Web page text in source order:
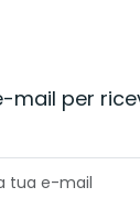
mail per